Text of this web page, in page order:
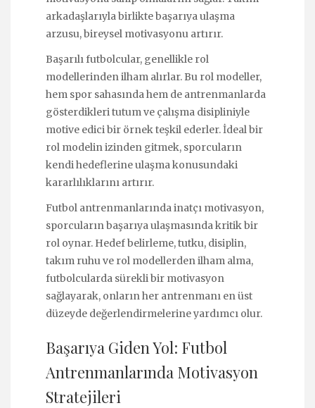
arkadaşlarıyla birlikte başarıya ulaşma
arzusu, bireysel motivasyonu artırır.
Başarılı futbolcular, genellikle rol
modellerinden ilham alırlar. Bu rol modeller,
hem spor sahasında hem de antrenmanlarda
gösterdikleri tutum ve çalışma disipliniyle
motive edici bir örnek teşkil ederler. İdeal bir
rol modelin izinden gitmek, sporcuların
kendi hedeflerine ulaşma konusundaki
kararlılıklarını artırır.
Futbol antrenmanlarında inatçı motivasyon,
sporcuların başarıya ulaşmasında kritik bir
rol oynar. Hedef belirleme, tutku, disiplin,
takım ruhu ve rol modellerden ilham alma,
futbolcularda sürekli bir motivasyon
sağlayarak, onların her antrenmanı en üst
düzeyde değerlendirmelerine yardımcı olur.
Başarıya Giden Yol: Futbol
Antrenmanlarında Motivasyon
Stratejileri